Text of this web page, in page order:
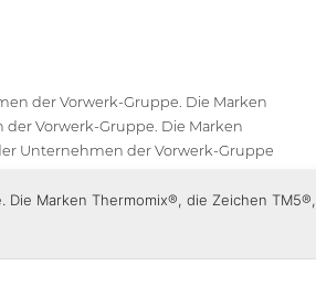
der Vorwerk-Gruppe. Die Marken
Vorwerk-Gruppe. Die Marken
Unternehmen der Vorwerk-Gruppe
Marken Thermomix®, die Zeichen TM5®,